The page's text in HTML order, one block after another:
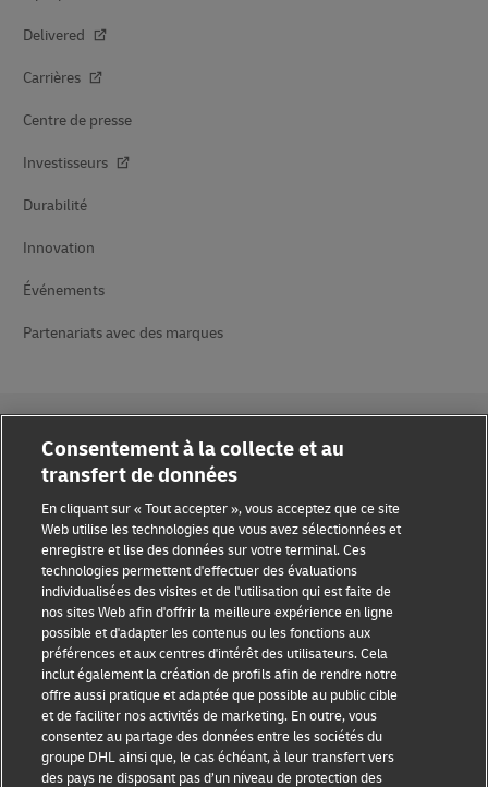
Delivered
Carrières
Centre de presse
Investisseurs
Durabilité
Innovation
Événements
Partenariats avec des marques
Sensibilisation à la fraude
Mention légale
Conditions d’utilisation
Avis de confidentialité
Accessibilité
Informations complémentaires
Paramètres des cookies
Consentement à la collecte et au
transfert de données
En cliquant sur « Tout accepter », vous acceptez que ce site
Web utilise les technologies que vous avez sélectionnées et
enregistre et lise des données sur votre terminal. Ces
technologies permettent d'effectuer des évaluations
individualisées des visites et de l'utilisation qui est faite de
nos sites Web afin d'offrir la meilleure expérience en ligne
possible et d'adapter les contenus ou les fonctions aux
préférences et aux centres d'intérêt des utilisateurs. Cela
inclut également la création de profils afin de rendre notre
offre aussi pratique et adaptée que possible au public cible
et de faciliter nos activités de marketing. En outre, vous
consentez au partage des données entre les sociétés du
groupe DHL ainsi que, le cas échéant, à leur transfert vers
des pays ne disposant pas d’un niveau de protection des